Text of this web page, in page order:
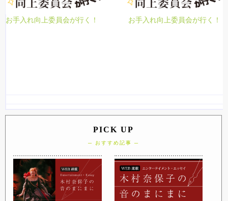
お手入れ向上委員会が行く！ お手入れ向上委員会が行く！
PICK UP
─ おすすめ記事 ─